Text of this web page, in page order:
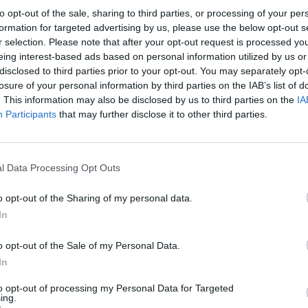
opt-out of the sale, sharing to third parties, or processing of your
for targeted advertising by us, please use the below opt-out
selection. Please note that after your opt-out request is processed
interest-based ads based on personal information utilized by us
to third parties prior to your opt-out. You may separately
of your personal information by third parties on the IAB’s list of
This information may also be disclosed by us to third parties on the
Participants that may further disclose it to other third parties.
Data Processing Opt Outs
opt-out of the Sharing of my personal data.
opt-out of the Sale of my Personal Data.
opt-out of processing my Personal Data for Targeted
Quantcast
Siga-nos nas redes:
YouTube
Facebook
Twitter